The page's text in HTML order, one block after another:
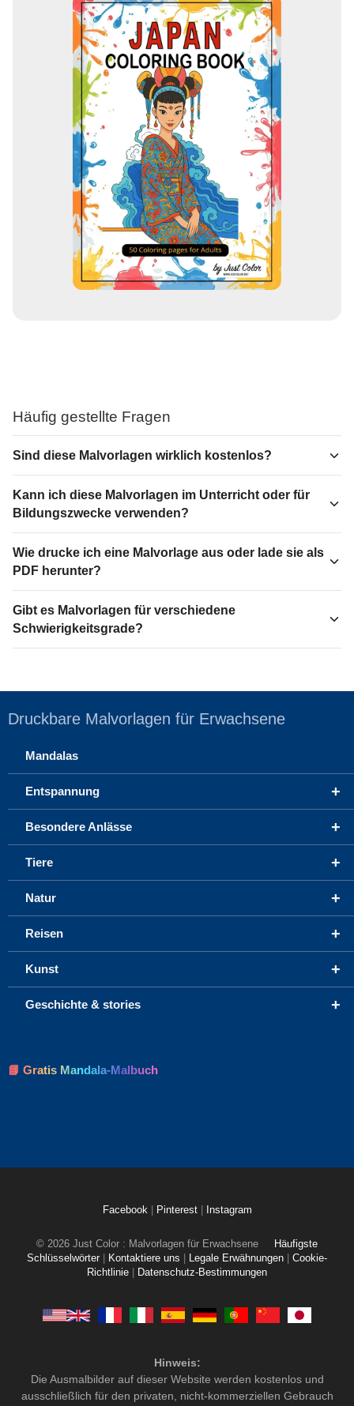
Häufig gestellte Fragen
Sind diese Malvorlagen wirklich kostenlos?
Kann ich diese Malvorlagen im Unterricht oder für
Bildungszwecke verwenden?
Wie drucke ich eine Malvorlage aus oder lade sie als
PDF herunter?
Gibt es Malvorlagen für verschiedene
Schwierigkeitsgrade?
Druckbare Malvorlagen für Erwachsene
Mandalas
+
Entspannung
+
Besondere Anlässe
+
Tiere
+
Natur
+
Reisen
+
Kunst
+
Geschichte & stories
📘 Gratis Mandala-Malbuch
Facebook Pinterest Instagram
© 2026 Just Color : Malvorlagen für Erwachsene
Häufigste
Schlüsselwörter
Kontaktiere uns Legale Erwähnungen
Cookie-
Richtlinie
Datenschutz-Bestimmungen
Hinweis:
Die Ausmalbilder auf dieser Website werden kostenlos und
ausschließlich für den privaten, nicht-kommerziellen Gebrauch